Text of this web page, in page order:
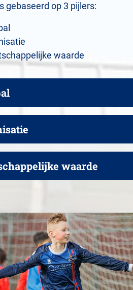
gebaseerd op 3 pijlers:
waarde
waarde